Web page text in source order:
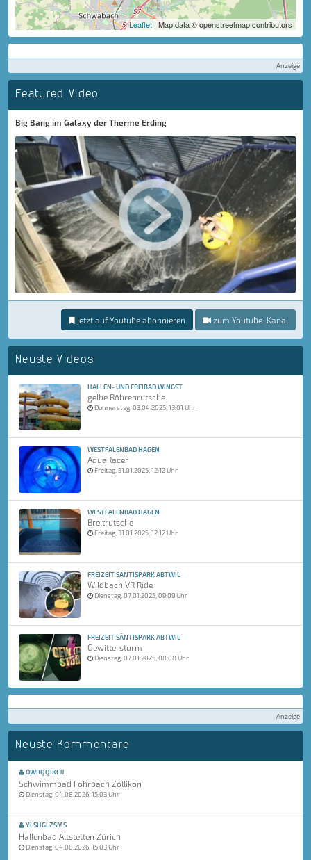
Leaflet | Map data © openstreetmap contributors
Anzeige
Featured Video
Big Bang im Galaxy der Therme Erding
jetzt auf Youtube abonnieren zum Youtube-Kanal
Neuste Videos
HALLEN- UND FREIBAD WINGST
gelbe Röhrenrutsche
Donnerstag, 03.04.2025, 13:01 Uhr
WESTFALENBAD HAGEN
AquaRacer
Freitag, 31.01.2025, 12:12 Uhr
WESTFALENBAD HAGEN
Breitrutsche
Freitag, 31.01.2025, 12:12 Uhr
FREIZEIT SÄNTISPARK ABTWIL
Wildbach VR Ride
Dienstag, 07.01.2025, 09:09 Uhr
FREIZEIT SÄNTISPARK ABTWIL
Gewittersturm
Dienstag, 07.01.2025, 08:08 Uhr
Anzeige
Neuste Kommentare
OWRQQIKFJJ
Schwimmbad Fohrbach Zollikon
Dienstag, 04.08.2026, 15:03 Uhr
YLSHGLZSMS
Hallenbad Altstetten Zürich
Dienstag, 04.08.2026, 15:03 Uhr